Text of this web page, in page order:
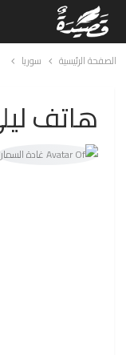
الصفحة الرئيسية سوريا
هاتف